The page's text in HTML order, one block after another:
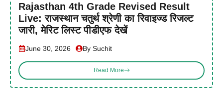
Rajasthan 4th Grade Revised Result
Live: राजस्थान चतुर्थ श्रेणी का रिवाइज्ड रिजल्ट
जारी, मेरिट लिस्ट पीडीएफ देखें
June 30, 2026 By Suchit
Read More